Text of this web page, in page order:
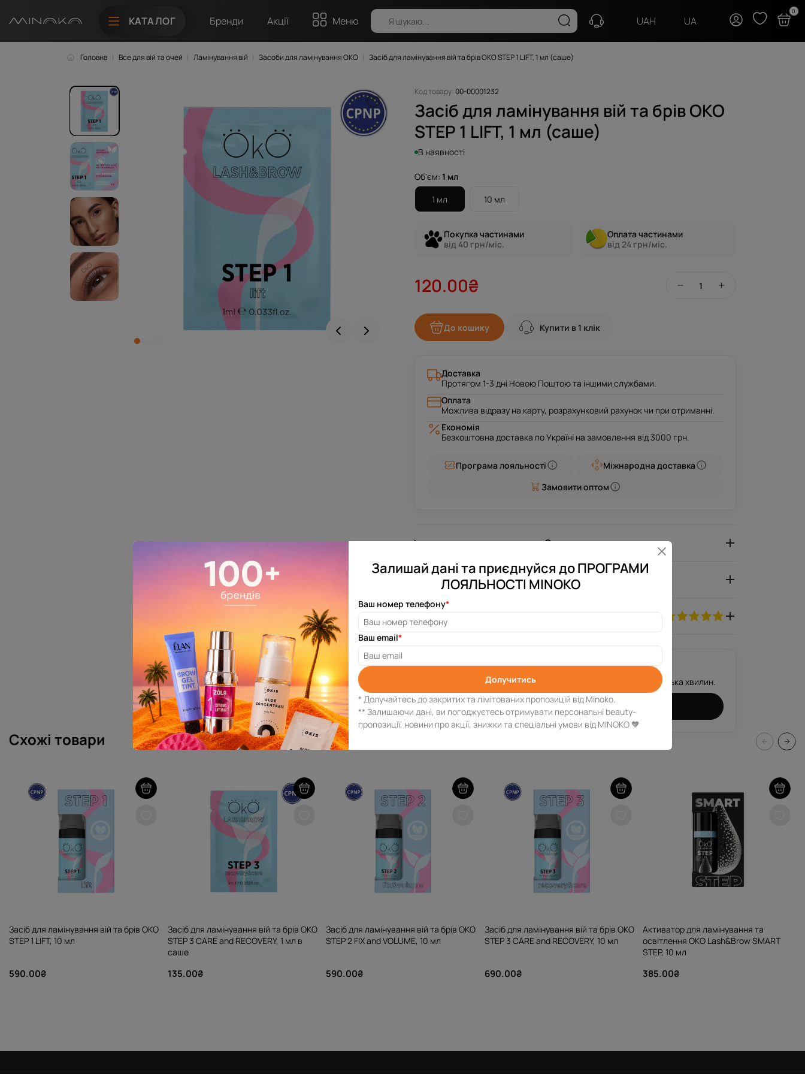
КАТАЛОГ Бренди Акції Меню UAH UA
0
Головна Все для вій та очей Ламінування вій Засоби для ламінування OKO Засіб для ламінування вій та брів OKO STEP 1 LIFT, 1 мл (саше)
Код товару: 00-00001232
Засіб для ламінування вій та брів OKO
STEP 1 LIFT, 1 мл (саше)
В наявності
Об'єм: 1 мл
1 мл
10 мл
Покупка частинами
від 40 грн/міс.
Оплата частинами
від 24 грн/міс.
120.00₴
До кошику Купити в 1 клік
Доставка
Протягом 1-3 дні Новою Поштою та іншими службами.
Оплата
Можлива відразу на карту, розрахунковий рахунок чи при отриманні.
Економія
Безкоштовна доставка по Україні на замовлення від 3000 грн.
Програма лояльності
Міжнародна доставка
Замовити оптом
Опис товару
Характеристики
Відгуків: 4
Потрібна допомога?
Залиш свій номер телефону, і ми зв’яжемося з тобою за декілька хвилин.
Отримати консультацію
Схожі товари
Засіб для ламінування вій та брів OKO
STEP 1 LIFT, 10 мл
590.00₴
Засіб для ламінування вій та брів OKO
STEP 3 CARE and RECOVERY, 1 мл в
саше
135.00₴
Засіб для ламінування вій та брів OKO
STEP 2 FIX and VOLUME, 10 мл
590.00₴
Засіб для ламінування вій та брів OKO
STEP 3 CARE and RECOVERY, 10 мл
690.00₴
Активатор для ламінування та
освітлення OKO Lash&Brow SMART
STEP, 10 мл
385.00₴
Залишай дані та приєднуйся до ПРОГРАМИ
ЛОЯЛЬНОСТІ MINOKO
Ваш номер телефону*
Ваш email*
Долучитись
* Долучайтесь до закритих та лімітованих пропозицій від Minoko.
** Залишаючи дані, ви погоджуєтесь отримувати персональні beauty-
пропозиції, новини про акції, знижки та спеціальні умови від MINOKO 🧡